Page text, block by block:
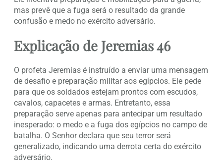
mas prevê que a fuga será o resultado da grande
confusão e medo no exército adversário.
Explicação de Jeremias 46
O profeta Jeremias é instruído a enviar uma mensagem
de desafio e preparação militar aos egípcios. Ele pede
para que os soldados estejam prontos com escudos,
cavalos, capacetes e armas. Entretanto, essa
preparação serve apenas para antecipar um resultado
inesperado: o medo e a fuga dos egípcios no campo de
batalha. O Senhor declara que seu terror será
generalizado, indicando uma derrota certa do exército
adversário.